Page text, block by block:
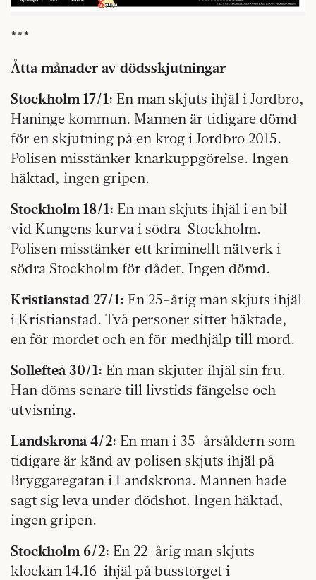
***
Åtta månader av dödsskjutningar
Stockholm 17/1: En man skjuts ihjäl i Jordbro,
Haninge kommun. Mannen är tidigare dömd
för en skjutning på en krog i Jordbro 2015.
Polisen misstänker knarkuppgörelse. Ingen
häktad, ingen gripen.
Stockholm 18/1: En man skjuts ihjäl i en bil
vid Kungens kurva i södra Stockholm.
Polisen misstänker ett kriminellt nätverk i
södra Stockholm för dådet. Ingen dömd.
Kristianstad 27/1: En 25-årig man skjuts ihjäl
i Kristianstad. Två personer sitter häktade,
en för mordet och en för medhjälp till mord.
Sollefteå 30/1: En man skjuter ihjäl sin fru.
Han döms senare till livstids fängelse och
utvisning.
Landskrona 4/2: En man i 35-årsåldern som
tidigare är känd av polisen skjuts ihjäl på
Bryggaregatan i Landskrona. Mannen hade
sagt sig leva under dödshot. Ingen häktad,
ingen gripen.
Stockholm 6/2: En 22-årig man skjuts
klockan 14.16 ihjäl på busstorget i